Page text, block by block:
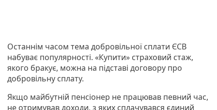
Останнім часом тема добровільної сплати ЄСВ
набуває популярності. «Купити» страховий стаж,
якого бракує, можна на підставі договору про
добровільну сплату.
Якщо майбутній пенсіонер не працював певний час,
не отримував доходи, з яких сплачувався єдиний